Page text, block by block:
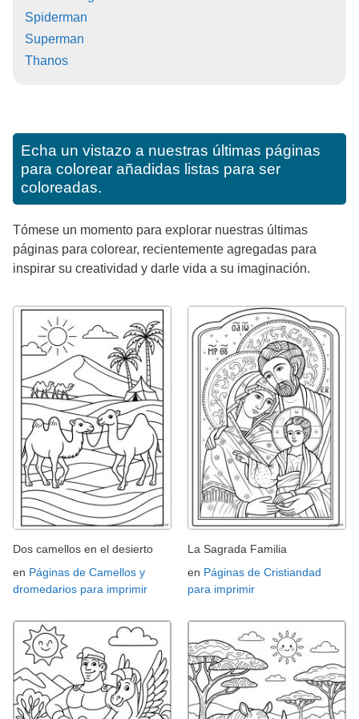
Spiderman
Superman
Thanos
Echa un vistazo a nuestras últimas páginas
para colorear añadidas listas para ser
coloreadas.
Tómese un momento para explorar nuestras últimas
páginas para colorear, recientemente agregadas para
inspirar su creatividad y darle vida a su imaginación.
Dos camellos en el desierto
en Páginas de Camellos y
dromedarios para imprimir
La Sagrada Familia
en Páginas de Cristiandad
para imprimir